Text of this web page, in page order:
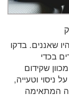
שאננים. בדקו
בכדי
שקידום
ניסוי וטעייה,
המתאימה